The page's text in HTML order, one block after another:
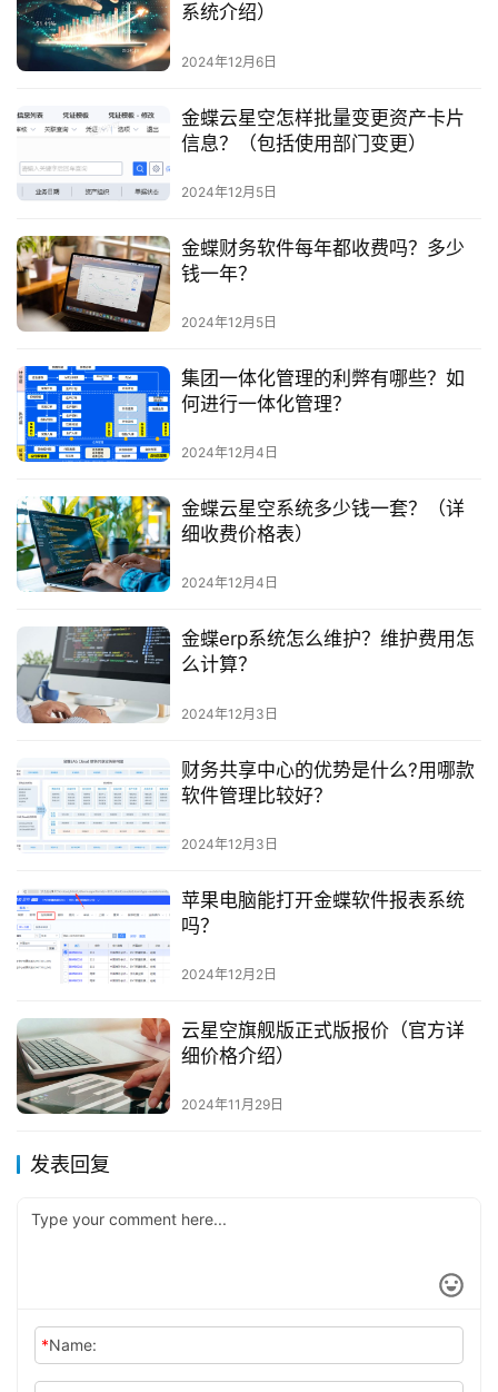
系统介绍）
2024年12月6日
金蝶云星空怎样批量变更资产卡片
信息？（包括使用部门变更）
2024年12月5日
金蝶财务软件每年都收费吗？多少
钱一年？
2024年12月5日
集团一体化管理的利弊有哪些？如
何进行一体化管理？
2024年12月4日
金蝶云星空系统多少钱一套？（详
细收费价格表）
2024年12月4日
金蝶erp系统怎么维护？维护费用怎
么计算？
2024年12月3日
财务共享中心的优势是什么?用哪款
软件管理比较好？
2024年12月3日
苹果电脑能打开金蝶软件报表系统
吗？
2024年12月2日
云星空旗舰版正式版报价（官方详
细价格介绍）
2024年11月29日
发表回复
*Name: